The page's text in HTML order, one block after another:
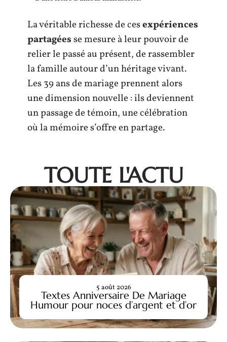
La véritable richesse de cesexpériences
partagéesse mesure à leur pouvoir de
relier le passé au présent, de rassembler
la famille autour d’un héritage vivant.
Les 39 ans de mariage prennent alors
une dimension nouvelle : ils deviennent
un passage de témoin, une célébration
où la mémoire s’offre en partage.
TOUTE L'ACTU
Textes Anniversaire De Mariage
Humour pour noces d’argent et d’or
5 août 2026